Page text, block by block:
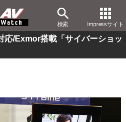
検索 Impressサイト
応/Exmor搭載「サイバーショッ